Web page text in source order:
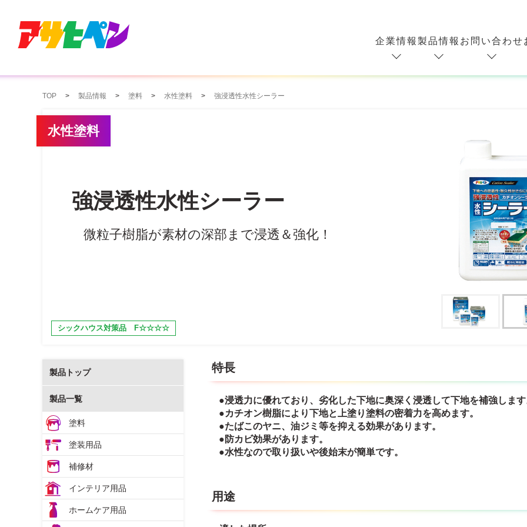
企業情報 製品情報 お問い合わせ
TOP 製品情報 塗料 水性塗料 強浸透性水性シーラー
水性塗料
強浸透性水性シーラー
微粒子樹脂が素材の深部まで浸透＆強化！
シックハウス対策品 F☆☆☆☆
特長
●浸透力に優れており、劣化した下地に奥深く浸透して下地を補強しま
●カチオン樹脂により下地と上塗り塗料の密着力を高めます。
●たばこのヤニ、油ジミ等を抑える効果があります。
●防カビ効果があります。
●水性なので取り扱いや後始末が簡単です。
用途
製品トップ
製品一覧
塗料
塗装用品
補修材
インテリア用品
ホームケア用品